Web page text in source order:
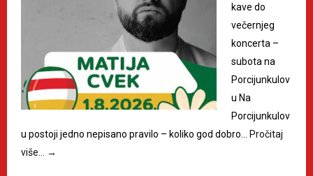
kave do
večernjeg
koncerta –
subota na
Porcijunkulov
u Na
Porcijunkulov
u postoji jedno nepisano pravilo – koliko god dobro…
Pročitaj
više…
→